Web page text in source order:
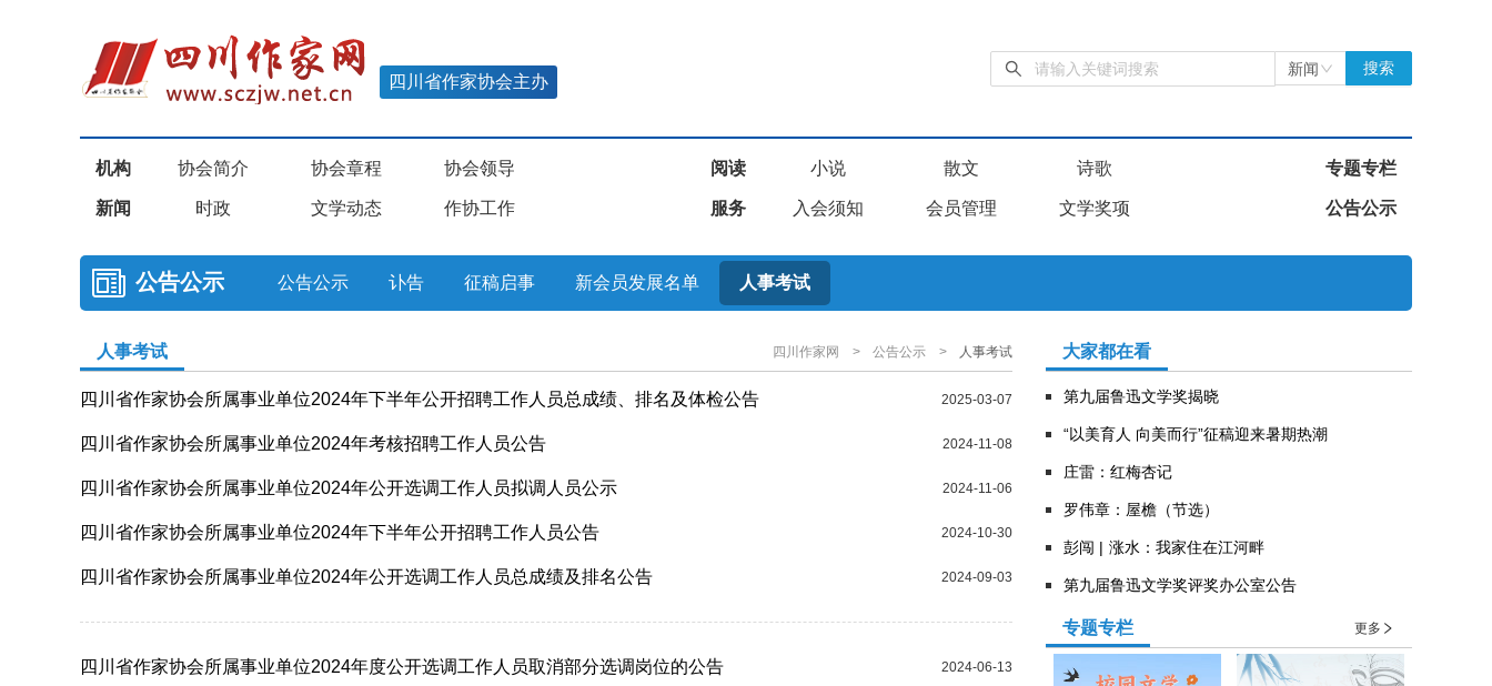
四川省作家协会主办
新闻 搜索
机构 协会简介 协会章程 协会领导 阅读 小说 散文 诗歌 专题专栏
新闻 时政 文学动态 作协工作 服务 入会须知 会员管理 文学奖项 公告公示
公告公示 公告公示 讣告 征稿启事 新会员发展名单 人事考试
人事考试 四川作家网 > 公告公示 > 人事考试
四川省作家协会所属事业单位2024年下半年公开招聘工作人员总成绩、排名及体检公告 2025-03-07
四川省作家协会所属事业单位2024年考核招聘工作人员公告 2024-11-08
四川省作家协会所属事业单位2024年公开选调工作人员拟调人员公示 2024-11-06
四川省作家协会所属事业单位2024年下半年公开招聘工作人员公告 2024-10-30
四川省作家协会所属事业单位2024年公开选调工作人员总成绩及排名公告 2024-09-03
四川省作家协会所属事业单位2024年度公开选调工作人员取消部分选调岗位的公告 2024-06-13
大家都在看
第九届鲁迅文学奖揭晓
“以美育人 向美而行”征稿迎来暑期热潮
庄雷：红梅杏记
罗伟章：屋檐（节选）
彭闯 | 涨水：我家住在江河畔
第九届鲁迅文学奖评奖办公室公告
专题专栏 更多